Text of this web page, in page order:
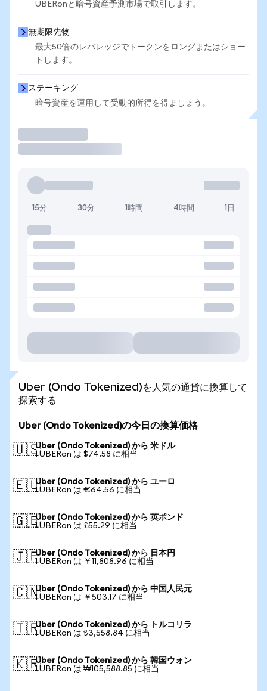
UBERonと暗号資産予測市場で取引します。
無期限先物
最大50倍のレバレッジでトークンをロングまたはショー
トします。
ステーキング
暗号資産を運用して受動的所得を得ましょう。
15分 30分 1時間 4時間 1日
Uber (Ondo Tokenized)を人気の通貨に換算して
探索する
Uber (Ondo Tokenized)の今日の換算価格
🇺🇸Uber (Ondo Tokenized) から 米ドル
1 UBERon は $74.58 に相当
🇪🇺Uber (Ondo Tokenized) から ユーロ
1 UBERon は €64.56 に相当
🇬🇧Uber (Ondo Tokenized) から 英ポンド
1 UBERon は £55.29 に相当
🇯🇵Uber (Ondo Tokenized) から 日本円
1 UBERon は ￥11,808.96 に相当
🇨🇳Uber (Ondo Tokenized) から 中国人民元
1 UBERon は ￥503.17 に相当
🇹🇷Uber (Ondo Tokenized) から トルコリラ
1 UBERon は ₺3,558.84 に相当
🇰🇷Uber (Ondo Tokenized) から 韓国ウォン
1 UBERon は ₩105,588.85 に相当